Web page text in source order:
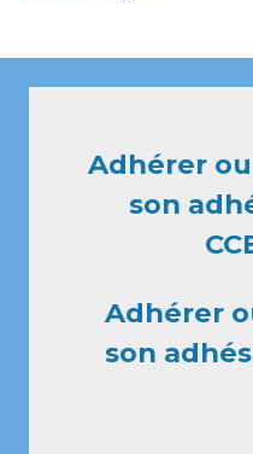
Adhérer
son
Adhérer
son